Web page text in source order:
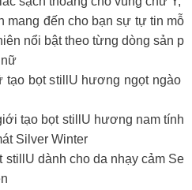
mang đến cho bạn sự tự tin mỗ
nổi bật theo từng dòng sản p
nữ
tạo bọt stillU hương ngọt ngào
tạo bọt stillU hương nam tính
Silver Winter
stillU dành cho da nhạy cảm Se